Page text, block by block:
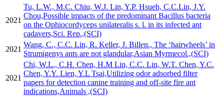
2021
Tu, L.W., M.C. Chiu, W.J. Lin, Y.P. Hsueh, C.C.Lin, J.Y.
Chou,Possible impacts of the predominant Bacillus bacteria
on the Ophiocordyceps unilateralis s. l. in its infected ant
cadavers,Sci. Rep.,(SCI)
2021
Wang, C., C.C. Lin, R. Keller, J. Billen., The ‘hairwheels’ in
Strumigenys ants are not glandular,Asian Myrmecol.,(SCI)
2021
Chi, W.L., C.H. Chen, H.M Lin, C.C. Lin, W.T. Chen, Y.C.
Chen, Y.Y. Lien, Y.L Tsai,Utilizing odor adsorbed filter
papers for detection canine training and off-site fire ant
indications,Animals ,(SCI)